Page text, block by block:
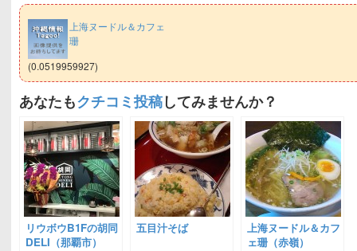
上海ヌードル＆カフェ
珊
(0.0519959927)
あなたもクチコミ投稿してみませんか？
リウボウB1Fの胡同
DELI（那覇市）
五目汁そば
上海ヌードル＆カフ
ェ珊（赤嶺）